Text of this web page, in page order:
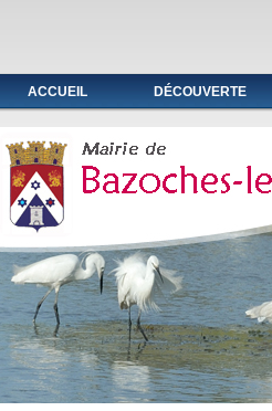
Fermeture de l'agence
ACCUEIL DÉCOUVERTE